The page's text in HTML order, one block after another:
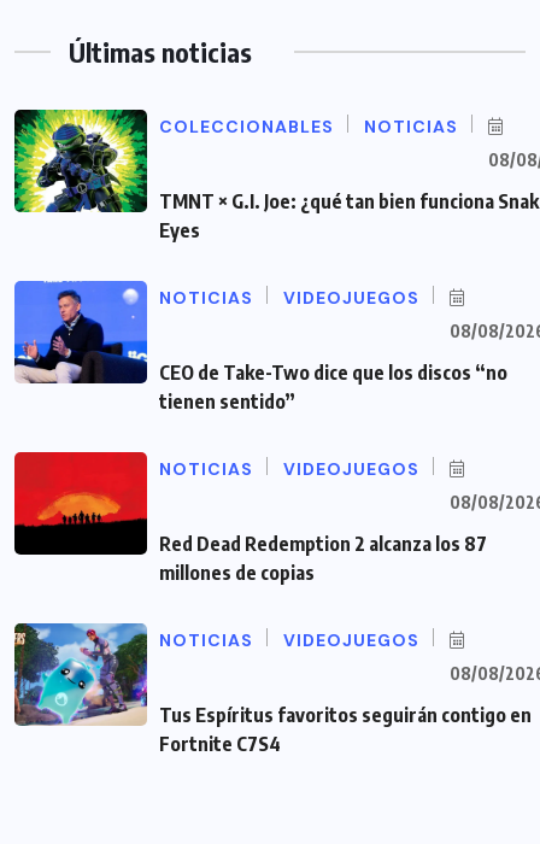
Últimas noticias
COLECCIONABLES NOTICIAS
08/
TMNT × G.I. Joe: ¿qué tan bien funciona
Eyes
NOTICIAS VIDEOJUEGOS
08/08/
CEO de Take-Two dice que los discos “no
tienen sentido”
NOTICIAS VIDEOJUEGOS
08/08/
Red Dead Redemption 2 alcanza los 87
millones de copias
NOTICIAS VIDEOJUEGOS
08/08/
Tus Espíritus favoritos seguirán contigo en
Fortnite C7S4